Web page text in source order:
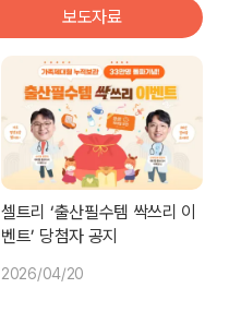
보도자료
셀트리 ‘출산필수템 싹쓰리 이
벤트’ 당첨자 공지
2026/04/20